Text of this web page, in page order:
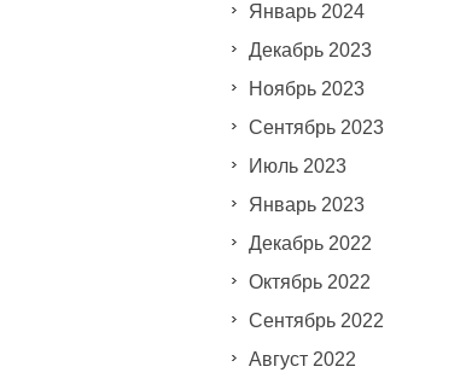
Январь 2024
Декабрь 2023
Ноябрь 2023
Сентябрь 2023
Июль 2023
Январь 2023
Декабрь 2022
Октябрь 2022
Сентябрь 2022
Август 2022